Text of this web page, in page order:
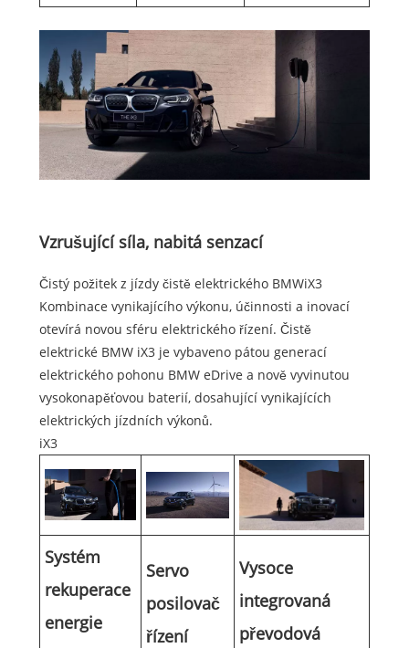
Vzrušující síla, nabitá senzací
Čistý požitek z jízdy čistě elektrického BMWiX3
Kombinace vynikajícího výkonu, účinnosti a inovací
otevírá novou sféru elektrického řízení. Čistě
elektrické BMW iX3 je vybaveno pátou generací
elektrického pohonu BMW eDrive a nově vyvinutou
vysokonapěťovou baterií, dosahující vynikajících
elektrických jízdních výkonů.
iX3
Systém
rekuperace
energie
Servo
posilovač
řízení
Vysoce
integrovaná
převodová